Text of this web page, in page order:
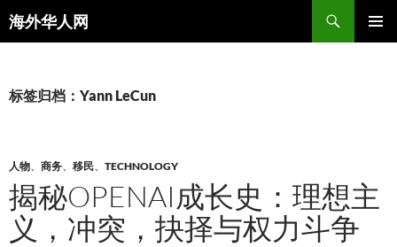
海外华人网
搜
索
文
标签归档：Yann LeCun
人物、 商务、 移民、 TECHNOLOGY
揭秘OPENAI成长史：理想主
义，冲突，抉择与权力斗争